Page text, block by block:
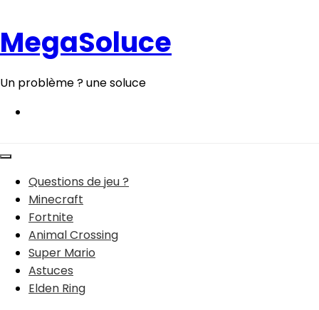
contenu
MegaSoluce
Un problème ? une soluce
Questions de jeu ?
Minecraft
Fortnite
Animal Crossing
Super Mario
Astuces
Elden Ring